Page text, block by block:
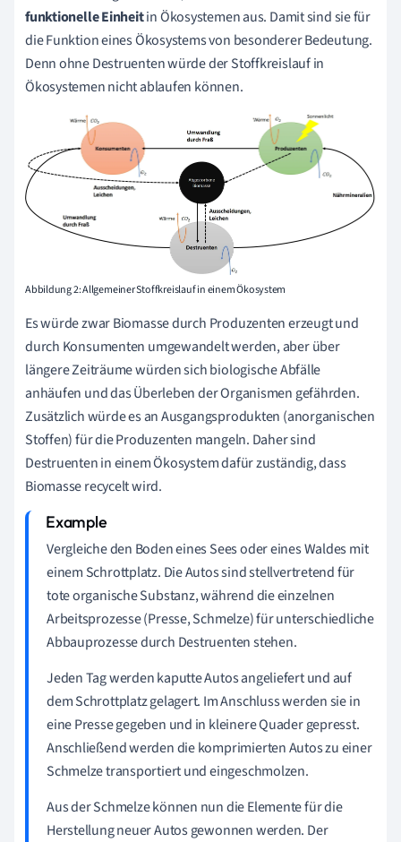
funktionelle Einheitin Ökosystemen aus. Damit sind sie für
die Funktion eines Ökosystems von besonderer Bedeutung.
Denn ohne Destruenten würde der Stoffkreislauf in
Ökosystemen nicht ablaufen können.
Abbildung 2: Allgemeiner Stoffkreislauf in einem Ökosystem
Es würde zwar Biomasse durch Produzenten erzeugt und
durch Konsumenten umgewandelt werden, aber über
längere Zeiträume würden sich biologische Abfälle
anhäufen und das Überleben der Organismen gefährden.
Zusätzlich würde es an Ausgangsprodukten (anorganischen
Stoffen) für die Produzenten mangeln. Daher sind
Destruenten in einem Ökosystem dafür zuständig, dass
Biomasse recycelt wird.
Vergleiche den Boden eines Sees oder eines Waldes mit
einem Schrottplatz. Die Autos sind stellvertretend für
tote organische Substanz, während die einzelnen
Arbeitsprozesse (Presse, Schmelze) für unterschiedliche
Abbauprozesse durch Destruenten stehen.
Jeden Tag werden kaputte Autos angeliefert und auf
dem Schrottplatz gelagert. Im Anschluss werden sie in
eine Presse gegeben und in kleinere Quader gepresst.
Anschließend werden die komprimierten Autos zu einer
Schmelze transportiert und eingeschmolzen.
Aus der Schmelze können nun die Elemente für die
Herstellung neuer Autos gewonnen werden. Der